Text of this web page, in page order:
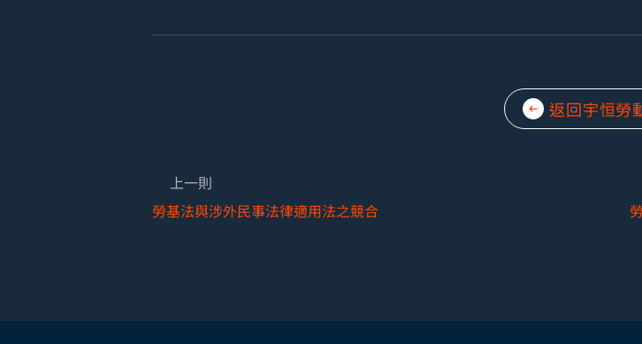
返回宇恒勞
上一則
勞基法與涉外民事法律適用法之競合